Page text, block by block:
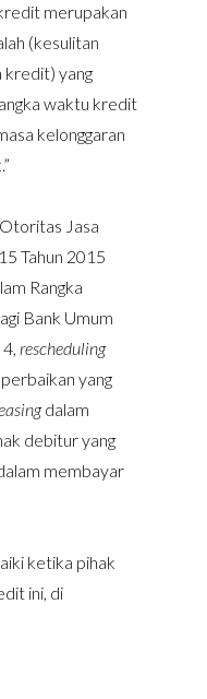
merupakan
(kesulitan
kredit) yang
waktu kredit
kelonggaran
Jasa
Tahun 2015
Rangka
Bank Umum
rescheduling
yang
dalam
debitur yang
membayar
ketika pihak
ini, di